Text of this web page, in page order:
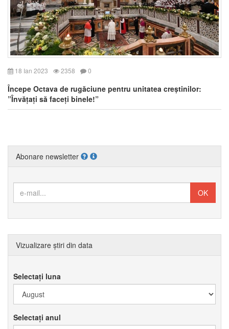
18 Ian 2023 2358 0
Începe Octava de rugăciune pentru unitatea creștinilor:
”Învățați să faceți binele!”
Abonare newsletter
Vizualizare știri din data
Selectați luna
Selectați anul